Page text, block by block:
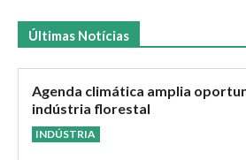
Últimas Notícias
Agenda climática amplia
indústria florestal
INDÚSTRIA